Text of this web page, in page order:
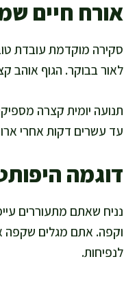
אורח חיים
סקירה מוקדמת עובדת
לאור בבוקר. הגוף אוהב
תנועה יומית קצרה
עד עשרים דקות אחרי
דוגמה
נניח שאתם מתעוררים
וקפה. אתם מגלים שקפה
לנפיחות.